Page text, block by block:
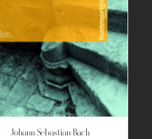
– Johann Sebastian Bach